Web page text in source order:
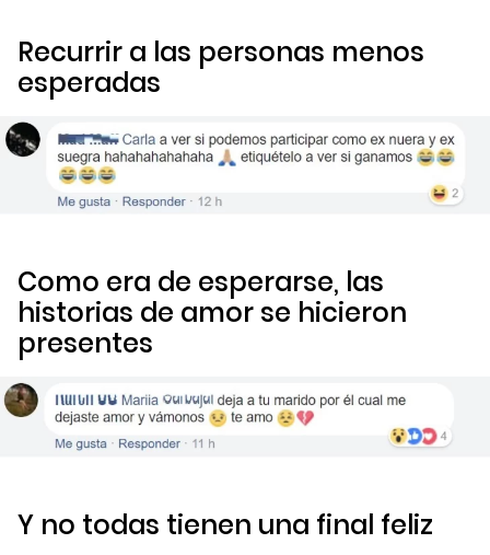
Recurrir a las personas menos
esperadas
Como era de esperarse, las
historias de amor se hicieron
presentes
Y no todas tienen una final feliz